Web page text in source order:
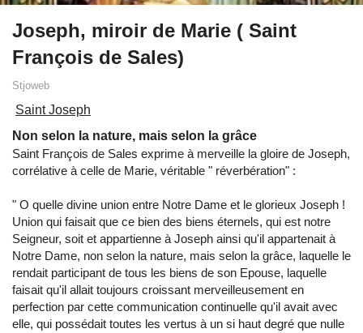
Joseph, miroir de Marie ( Saint
François de Sales)
Stjoweb
Saint Joseph
Non selon la nature, mais selon la grâce
Saint François de Sales exprime à merveille la gloire de Joseph,
corrélative à celle de Marie, véritable " réverbération" :
" O quelle divine union entre Notre Dame et le glorieux Joseph !
Union qui faisait que ce bien des biens éternels, qui est notre
Seigneur, soit et appartienne à Joseph ainsi qu'il appartenait à
Notre Dame, non selon la nature, mais selon la grâce, laquelle le
rendait participant de tous les biens de son Epouse, laquelle
faisait qu'il allait toujours croissant merveilleusement en
perfection par cette communication continuelle qu'il avait avec
elle, qui possédait toutes les vertus à un si haut degré que nulle